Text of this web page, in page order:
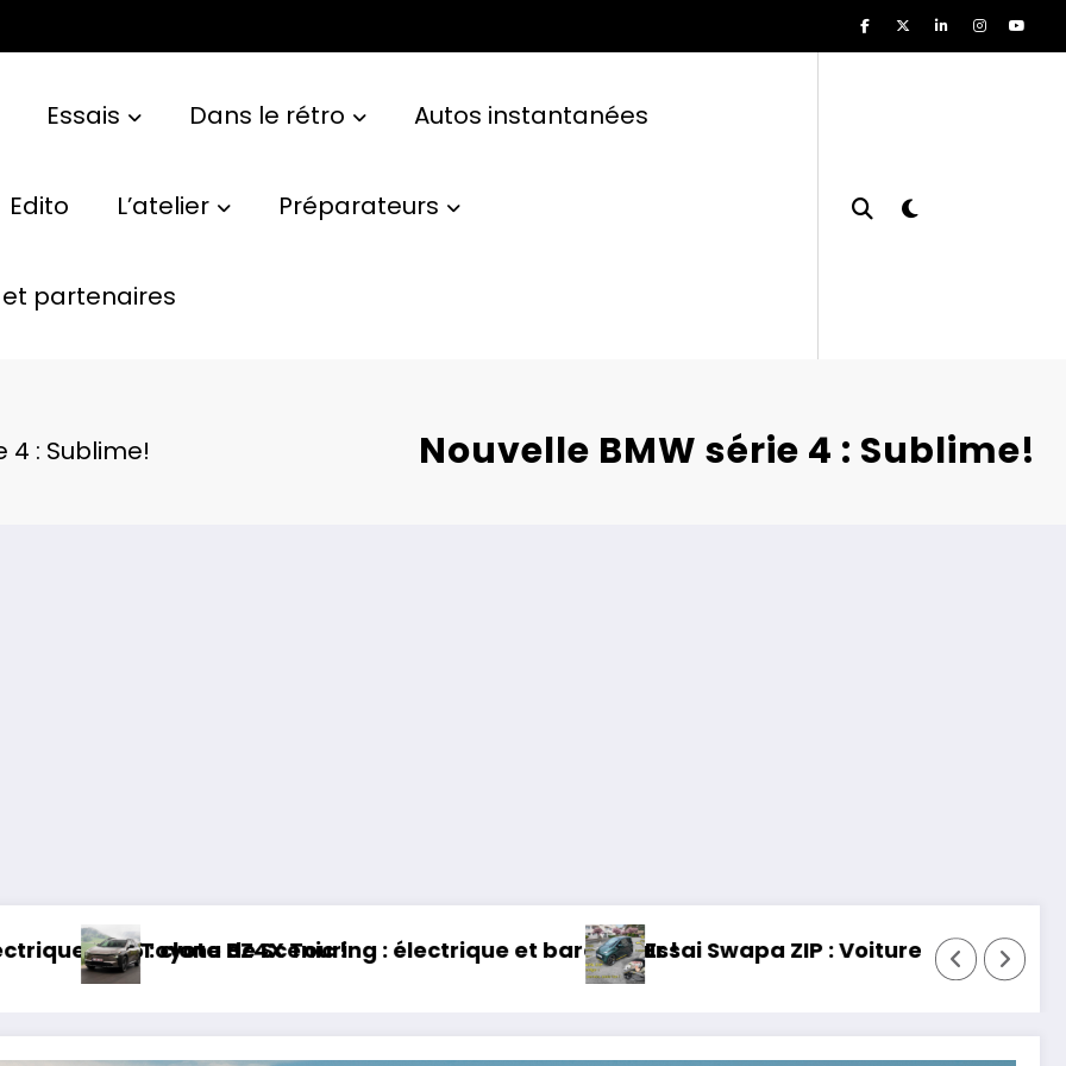
Essais Dans le rétro Autos instantanées
Edito L’atelier Préparateurs
partenaires
4 : Sublime! Nouvelle BMW série 4 : Sublime!
et baroudeur !Essai Swapa ZIP : Voiture sans permis, mais fun !Essai Toyota RAV 4 2026 : 32